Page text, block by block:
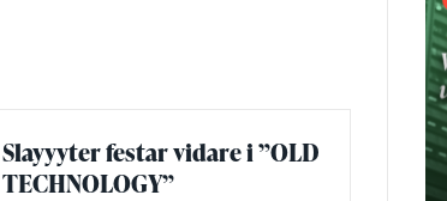
Slayyyter festar vidare i ”OLD
TECHNOLOGY”